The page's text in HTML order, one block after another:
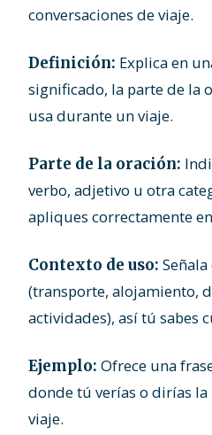
conversaciones de viaje.
Definición: Explica en
significado, la parte de la
usa durante un viaje.
Parte de la oración:
verbo, adjetivo u otra
apliques correctamente
Contexto de uso:
(transporte, alojamiento,
actividades), así tú sabes
Ejemplo: Ofrece una
donde tú verías o dirías
viaje.